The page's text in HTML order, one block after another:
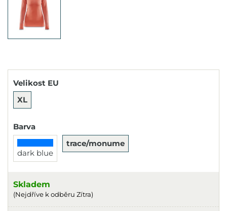
Velikost EU
XL
Barva
dark blue
trace/monume
Skladem
(Nejdříve k odběru Zítra)